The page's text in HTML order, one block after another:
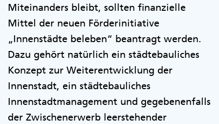
Miteinanders bleibt, sollten finanzielle
Mittel der neuen Förderinitiative
„Innenstädte beleben“ beantragt werden.
Dazu gehört natürlich ein städtebauliches
Konzept zur Weiterentwicklung der
Innenstadt, ein städtebauliches
Innenstadtmanagement und gegebenenfalls
der Zwischenerwerb leerstehender